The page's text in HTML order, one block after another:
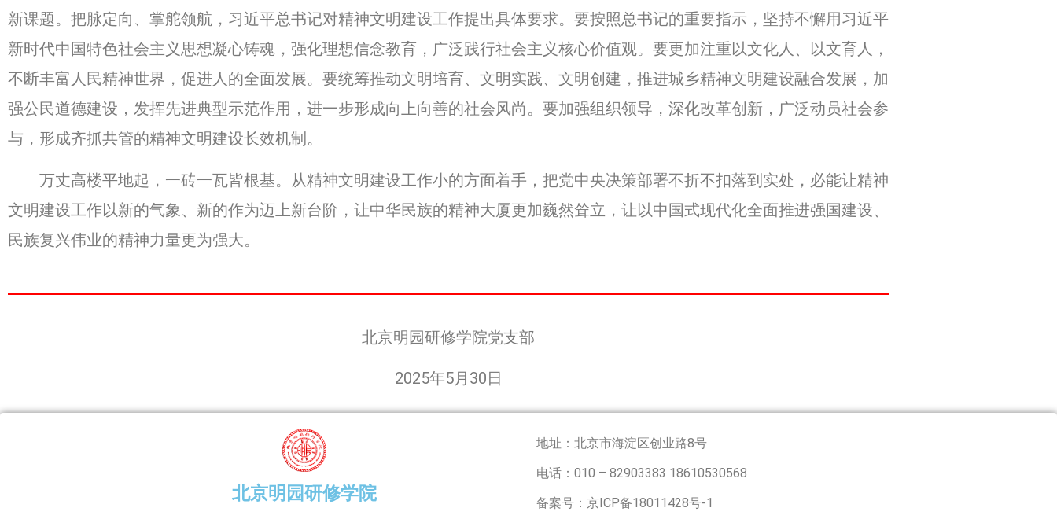
新课题。把脉定向、掌舵领航，习近平总书记对精神文明建设工作提出具体要求。要按照总书记的重要指示，坚持不懈用习近平
新时代中国特色社会主义思想凝心铸魂，强化理想信念教育，广泛践行社会主义核心价值观。要更加注重以文化人、以文育人，
不断丰富人民精神世界，促进人的全面发展。要统筹推动文明培育、文明实践、文明创建，推进城乡精神文明建设融合发展，加
强公民道德建设，发挥先进典型示范作用，进一步形成向上向善的社会风尚。要加强组织领导，深化改革创新，广泛动员社会参
与，形成齐抓共管的精神文明建设长效机制。
万丈高楼平地起，一砖一瓦皆根基。从精神文明建设工作小的方面着手，把党中央决策部署不折不扣落到实处，必能让精神
文明建设工作以新的气象、新的作为迈上新台阶，让中华民族的精神大厦更加巍然耸立，让以中国式现代化全面推进强国建设、
民族复兴伟业的精神力量更为强大。
北京明园研修学院党支部
2025年5月30日
北京明园研修学院
地址：北京市海淀区创业路8号
电话：010 – 82903383 18610530568
备案号：京ICP备18011428号-1